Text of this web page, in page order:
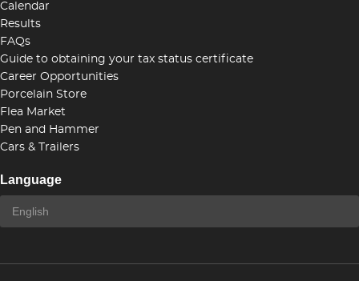
Calendar
Results
FAQs
Guide to obtaining your tax status certificate
Career Opportunities
Porcelain Store
Flea Market
Pen and Hammer
Cars & Trailers
Language